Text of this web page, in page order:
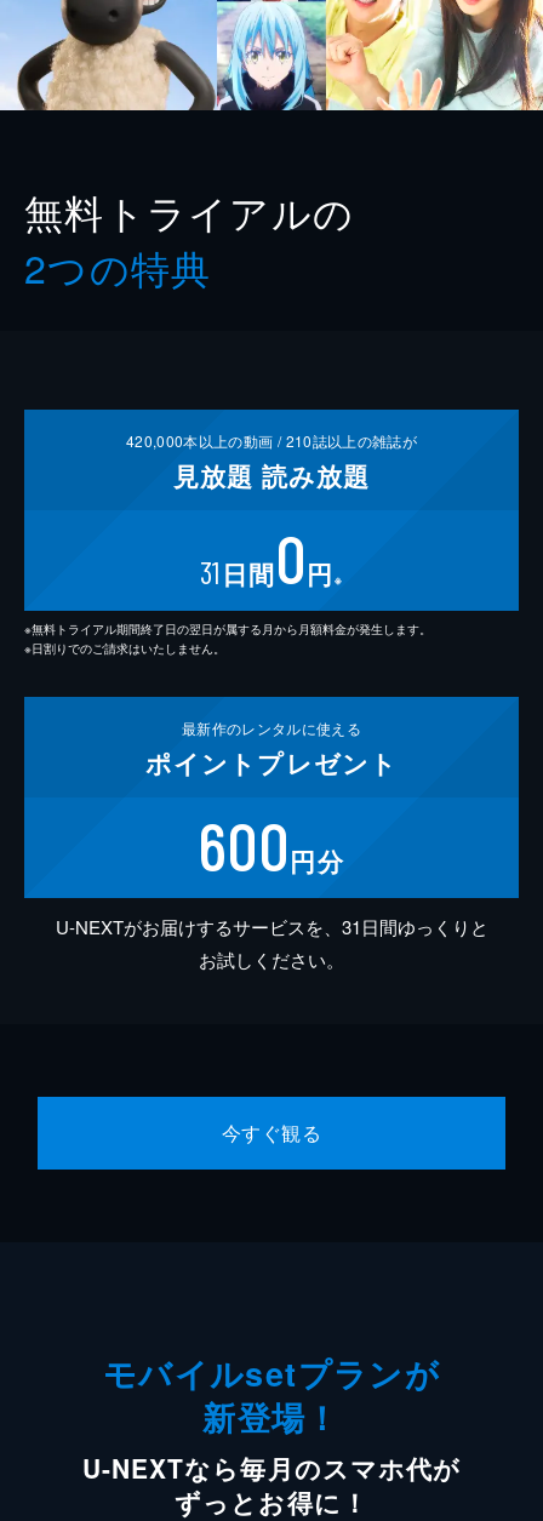
無料トライアルの
2つの特典
420,000本以上の動画 /210誌以上の雑誌が
見放題 読み放題
31 日間0円 ※
※無料トライアル期間終了日の翌日が属する月から月額料金が発生します。
※日割りでのご請求はいたしません。
最新作のレンタルに使える
ポイント プレゼント
600円分
U-NEXTがお届けするサービスを、31日間ゆっくりと
お試しください。
今すぐ観る
モバイルsetプランが
新登場！
U-NEXTなら毎月のスマホ代が
ずっとお得に！